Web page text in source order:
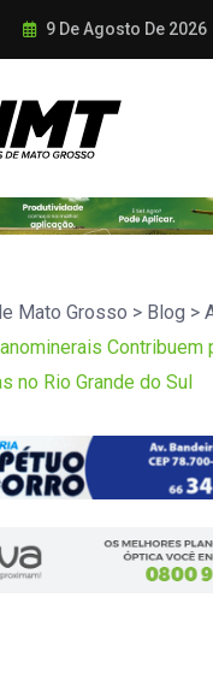
9 De Agosto De 2026
Mato Grosso > Blog >
Contribuem
no Rio Grande do Sul